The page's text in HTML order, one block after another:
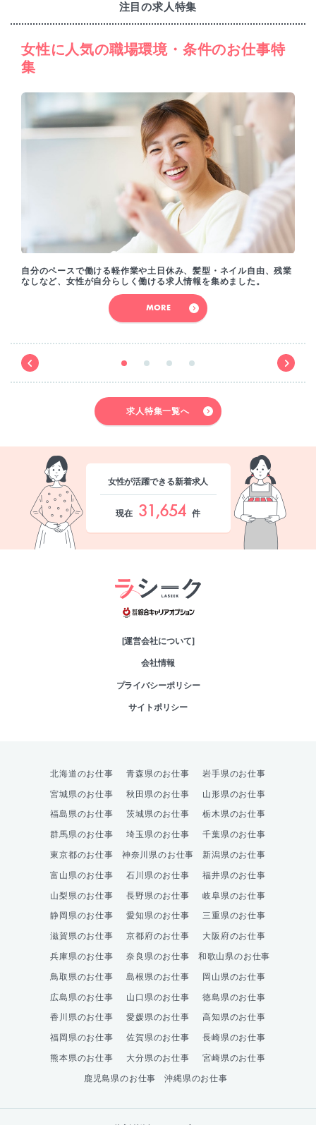
注目の求人特集
女性に人気の職場環境・条件のお仕事特
集
自分のペースで働ける軽作業や土日休み、髪型・ネイル自由、残業
なしなど、女性が自分らしく働ける求人情報を集めました。
MORE
求人特集一覧へ
女性が活躍できる新着求人
現在 31,654 件
[運営会社について]
会社情報
プライバシーポリシー
サイトポリシー
北海道のお仕事 青森県のお仕事 岩手県のお仕事
宮城県のお仕事 秋田県のお仕事 山形県のお仕事
福島県のお仕事 茨城県のお仕事 栃木県のお仕事
群馬県のお仕事 埼玉県のお仕事 千葉県のお仕事
東京都のお仕事 神奈川県のお仕事 新潟県のお仕事
富山県のお仕事 石川県のお仕事 福井県のお仕事
山梨県のお仕事 長野県のお仕事 岐阜県のお仕事
静岡県のお仕事 愛知県のお仕事 三重県のお仕事
滋賀県のお仕事 京都府のお仕事 大阪府のお仕事
兵庫県のお仕事 奈良県のお仕事 和歌山県のお仕事
鳥取県のお仕事 島根県のお仕事 岡山県のお仕事
広島県のお仕事 山口県のお仕事 徳島県のお仕事
香川県のお仕事 愛媛県のお仕事 高知県のお仕事
福岡県のお仕事 佐賀県のお仕事 長崎県のお仕事
熊本県のお仕事 大分県のお仕事 宮崎県のお仕事
鹿児島県のお仕事 沖縄県のお仕事